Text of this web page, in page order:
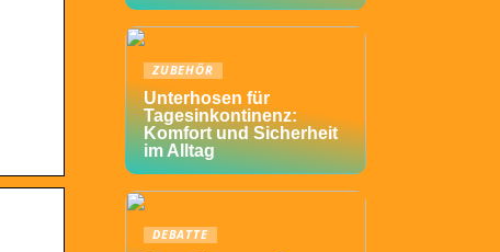
ZUBEHÖR
Unterhosen für
Tagesinkontinenz:
Komfort und Sicherheit
im Alltag
DEBATTE